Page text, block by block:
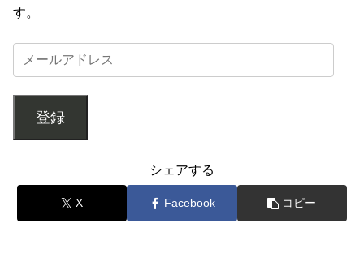
す。
登録
シェアする
X Facebook コピー